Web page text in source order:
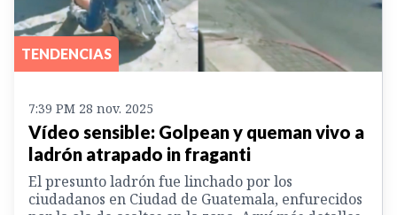
TENDENCIAS
7:39 PM 28 nov. 2025
Vídeo sensible: Golpean y queman vivo a
ladrón atrapado in fraganti
El presunto ladrón fue linchado por los
ciudadanos en Ciudad de Guatemala, enfurecidos